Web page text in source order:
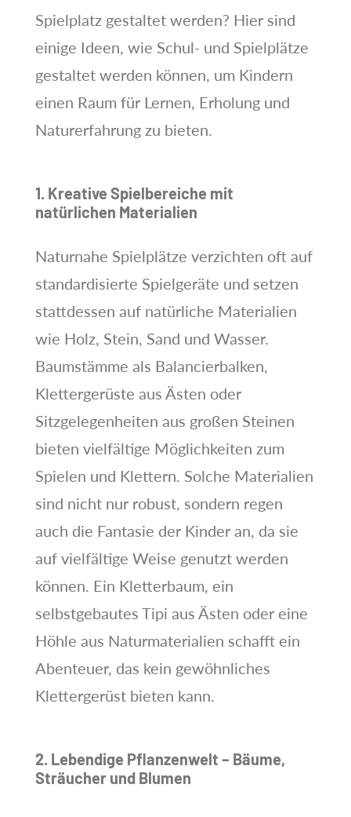
Spielplatz gestaltet werden? Hier sind
einige Ideen, wie Schul- und Spielplätze
gestaltet werden können, um Kindern
einen Raum für Lernen, Erholung und
Naturerfahrung zu bieten.
1. Kreative Spielbereiche mit
natürlichen Materialien
Naturnahe Spielplätze verzichten oft auf
standardisierte Spielgeräte und setzen
stattdessen auf natürliche Materialien
wie Holz, Stein, Sand und Wasser.
Baumstämme als Balancierbalken,
Klettergerüste aus Ästen oder
Sitzgelegenheiten aus großen Steinen
bieten vielfältige Möglichkeiten zum
Spielen und Klettern. Solche Materialien
sind nicht nur robust, sondern regen
auch die Fantasie der Kinder an, da sie
auf vielfältige Weise genutzt werden
können. Ein Kletterbaum, ein
selbstgebautes Tipi aus Ästen oder eine
Höhle aus Naturmaterialien schafft ein
Abenteuer, das kein gewöhnliches
Klettergerüst bieten kann.
2. Lebendige Pflanzenwelt – Bäume,
Sträucher und Blumen